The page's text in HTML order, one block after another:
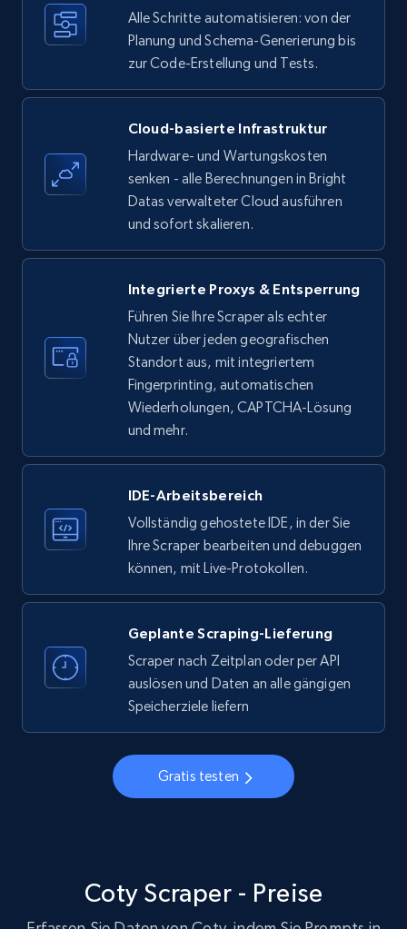
35.2K+ 5.7K+ Gratis testen
Amazon products - find products by using
upc numbers
Title, Seller name, Brand, Description, Initial
price, Currency, Availability, Reviews count, and
LinkedIn company information
ID, Name, Country code, Locations, Followers,
Employees in linkedin, About, Specialties, and
Instagram - Profiles
Account, Fbid, ID, Followers, Posts count, Is
verified, and more.
22.3K+ 3.4K+ Gratis testen
Instagram - Profiles - Collect profile
information by user name
Alle Schritte automatisieren: von der
Planung und Schema-Generierung bis
zur Code-Erstellung und Tests.
Cloud-basierte Infrastruktur
Hardware- und Wartungskosten
senken - alle Berechnungen in Bright
Datas verwalteter Cloud ausführen
und sofort skalieren.
Integrierte Proxys & Entsperrung
Führen Sie Ihre Scraper als echter
Nutzer über jeden geografischen
Standort aus, mit integriertem
Fingerprinting, automatischen
Wiederholungen, CAPTCHA-Lösung
und mehr.
IDE-Arbeitsbereich
Vollständig gehostete IDE, in der Sie
Ihre Scraper bearbeiten und debuggen
können, mit Live-Protokollen.
Geplante Scraping-Lieferung
Scraper nach Zeitplan oder per API
auslösen und Daten an alle gängigen
Speicherziele liefern
Gratis testen
Coty Scraper - Preise